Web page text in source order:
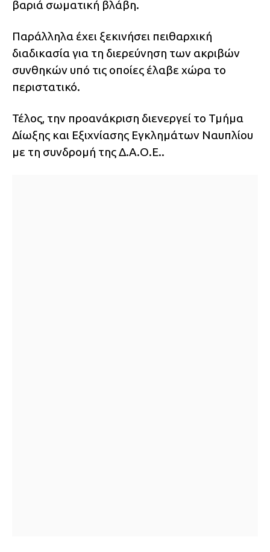
βαριά σωματική βλάβη.
Παράλληλα έχει ξεκινήσει πειθαρχική
διαδικασία για τη διερεύνηση των ακριβών
συνθηκών υπό τις οποίες έλαβε χώρα το
περιστατικό.
Τέλος, την προανάκριση διενεργεί το Τμήμα
Δίωξης και Εξιχνίασης Εγκλημάτων Ναυπλίου
με τη συνδρομή της Δ.Α.Ο.Ε..